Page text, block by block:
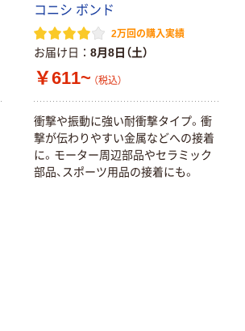
コニシ ボンド
2万回の購入実績
お届け日 8月8日（土）
￥611~ （税込）
衝撃や振動に強い耐衝撃タイプ。衝
撃が伝わりやすい金属などへの接着
に。モーター周辺部品やセラミック
部品、スポーツ用品の接着にも。